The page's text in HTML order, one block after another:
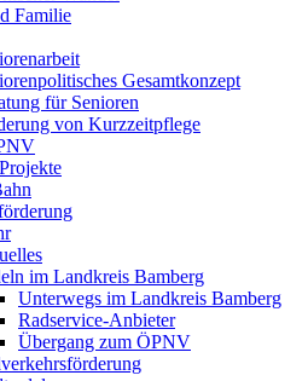
Familie
Gesamtkonzept
für Senioren
von Kurzzeitpflege
im Landkreis Bamberg
Unterwegs im Landkreis Bamberg
Radservice-Anbieter
Übergang zum ÖPNV